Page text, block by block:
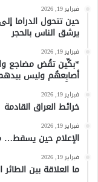
فبراير 19, 2026
حين تتحول الدراما
يرشق الناس بالحجر
فبراير 19, 2026
*بكِّين تقُض مضاجع
أصابِعهُم وليس
فبراير 19, 2026
خرائط العراق القادمة
فبراير 19, 2026
الإعلام حين يسقط…
فبراير 19, 2026
ما العلاقة بين